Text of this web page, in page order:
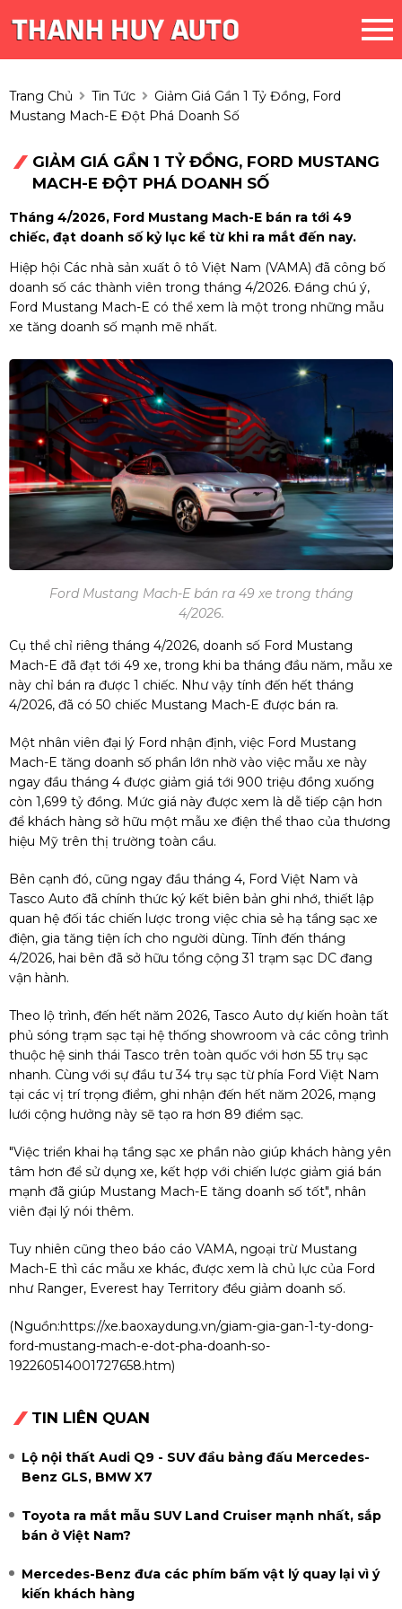
Trang Chủ Tin Tức
Giảm Giá Gần 1 Tỷ Đồng, Ford
Mustang Mach-E Đột Phá Doanh Số
GIẢM GIÁ GẦN 1 TỶ ĐỒNG, FORD MUSTANG
MACH-E ĐỘT PHÁ DOANH SỐ
Tháng 4/2026, Ford Mustang Mach-E bán ra tới 49
chiếc, đạt doanh số kỷ lục kể từ khi ra mắt đến nay.
Hiệp hội Các nhà sản xuất ô tô Việt Nam (VAMA) đã công bố
doanh số các thành viên trong tháng 4/2026. Đáng chú ý,
Ford Mustang Mach-E có thể xem là một trong những mẫu
xe tăng doanh số mạnh mẽ nhất.
Ford Mustang Mach-E bán ra 49 xe trong tháng
4/2026.
Cụ thể chỉ riêng tháng 4/2026, doanh số Ford Mustang
Mach-E đã đạt tới 49 xe, trong khi ba tháng đầu năm, mẫu xe
này chỉ bán ra được 1 chiếc. Như vậy tính đến hết tháng
4/2026, đã có 50 chiếc Mustang Mach-E được bán ra.
Một nhân viên đại lý Ford nhận định, việc Ford Mustang
Mach-E tăng doanh số phần lớn nhờ vào việc mẫu xe này
ngay đầu tháng 4 được giảm giá tới 900 triệu đồng xuống
còn 1,699 tỷ đồng. Mức giá này được xem là dễ tiếp cận hơn
để khách hàng sở hữu một mẫu xe điện thể thao của thương
hiệu Mỹ trên thị trường toàn cầu.
Bên cạnh đó, cũng ngay đầu tháng 4, Ford Việt Nam và
Tasco Auto đã chính thức ký kết biên bản ghi nhớ, thiết lập
quan hệ đối tác chiến lược trong việc chia sẻ hạ tầng sạc xe
điện, gia tăng tiện ích cho người dùng. Tính đến tháng
4/2026, hai bên đã sở hữu tổng cộng 31 trạm sạc DC đang
vận hành.
Theo lộ trình, đến hết năm 2026, Tasco Auto dự kiến hoàn tất
phủ sóng trạm sạc tại hệ thống showroom và các công trình
thuộc hệ sinh thái Tasco trên toàn quốc với hơn 55 trụ sạc
nhanh. Cùng với sự đầu tư 34 trụ sạc từ phía Ford Việt Nam
tại các vị trí trọng điểm, ghi nhận đến hết năm 2026, mạng
lưới cộng hưởng này sẽ tạo ra hơn 89 điểm sạc.
"Việc triển khai hạ tầng sạc xe phần nào giúp khách hàng yên
tâm hơn để sử dụng xe, kết hợp với chiến lược giảm giá bán
mạnh đã giúp Mustang Mach-E tăng doanh số tốt", nhân
viên đại lý nói thêm.
Tuy nhiên cũng theo báo cáo VAMA, ngoại trừ Mustang
Mach-E thì các mẫu xe khác, được xem là chủ lực của Ford
như Ranger, Everest hay Territory đều giảm doanh số.
(Nguồn:https://xe.baoxaydung.vn/giam-gia-gan-1-ty-dong-
ford-mustang-mach-e-dot-pha-doanh-so-
192260514001727658.htm)
TIN LIÊN QUAN
Lộ nội thất Audi Q9 - SUV đầu bảng đấu Mercedes-
Benz GLS, BMW X7
Toyota ra mắt mẫu SUV Land Cruiser mạnh nhất, sắp
bán ở Việt Nam?
Mercedes-Benz đưa các phím bấm vật lý quay lại vì ý
kiến khách hàng